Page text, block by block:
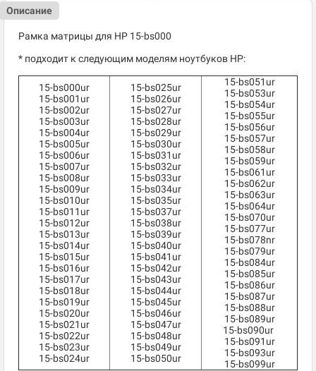
Описание
Рамка матрицы для HP 15-bs000
* подходит к следующим моделям ноутбуков HP:
15-bs000ur
15-bs001ur
15-bs002ur
15-bs003ur
15-bs004ur
15-bs005ur
15-bs006ur
15-bs007ur
15-bs008ur
15-bs009ur
15-bs010ur
15-bs011ur
15-bs012ur
15-bs013ur
15-bs014ur
15-bs015ur
15-bs016ur
15-bs017ur
15-bs018ur
15-bs019ur
15-bs020ur
15-bs021ur
15-bs022ur
15-bs023ur
15-bs024ur
15-bs025ur
15-bs026ur
15-bs027ur
15-bs028ur
15-bs029ur
15-bs030ur
15-bs031ur
15-bs032ur
15-bs033ur
15-bs034ur
15-bs035ur
15-bs037ur
15-bs038ur
15-bs039ur
15-bs040ur
15-bs041ur
15-bs042ur
15-bs043ur
15-bs044ur
15-bs045ur
15-bs046ur
15-bs047ur
15-bs048ur
15-bs049ur
15-bs050ur
15-bs051ur
15-bs053ur
15-bs054ur
15-bs055ur
15-bs056ur
15-bs057ur
15-bs058ur
15-bs059ur
15-bs061ur
15-bs062ur
15-bs063ur
15-bs064ur
15-bs070ur
15-bs077ur
15-bs078nr
15-bs079ur
15-bs084ur
15-bs085ur
15-bs086ur
15-bs087ur
15-bs088ur
15-bs089ur
15-bs090ur
15-bs091ur
15-bs093ur
15-bs099ur